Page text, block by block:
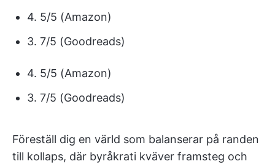
4. 5/5 (Amazon)
3. 7/5 (Goodreads)
4. 5/5 (Amazon)
3. 7/5 (Goodreads)
Föreställ dig en värld som balanserar på randen
till kollaps, där byråkrati kväver framsteg och